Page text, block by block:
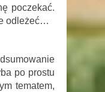
poczekać.
odleżeć…
po prostu
tematem,